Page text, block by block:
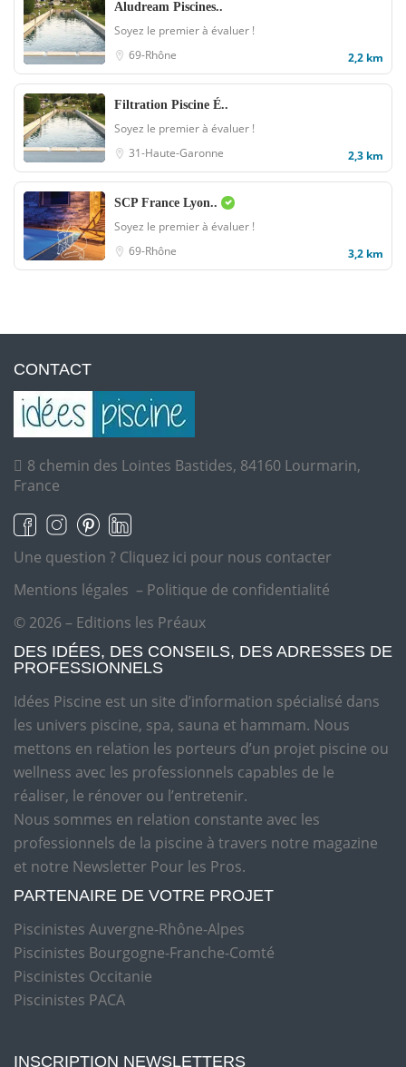
Aludream Piscines..
Soyez le premier à évaluer !
69-Rhône
2,2 km
Filtration Piscine É..
Soyez le premier à évaluer !
31-Haute-Garonne
2,3 km
SCP France Lyon..
Soyez le premier à évaluer !
69-Rhône
3,2 km
CONTACT
8 chemin des Lointes Bastides, 84160 Lourmarin,
France
Une question ? Cliquez ici pour nous contacter
Mentions légales – Politique de confidentialité
© 2026 – Editions les Préaux
DES IDÉES, DES CONSEILS, DES ADRESSES DE
PROFESSIONNELS
Idées Piscine est un site d’information spécialisé dans
les univers piscine, spa, sauna et hammam. Nous
mettons en relation les porteurs d’un projet piscine ou
wellness avec les professionnels capables de le
réaliser, le rénover ou l’entretenir.
Nous sommes en relation constante avec les
professionnels de la piscine à travers notre magazine
et notre Newsletter Pour les Pros.
PARTENAIRE DE VOTRE PROJET
Piscinistes Auvergne-Rhône-Alpes
Piscinistes Bourgogne-Franche-Comté
Piscinistes Occitanie
Piscinistes PACA
INSCRIPTION NEWSLETTERS